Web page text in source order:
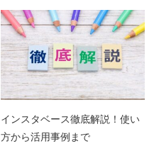
インスタベース徹底解説！使い
方から活用事例まで